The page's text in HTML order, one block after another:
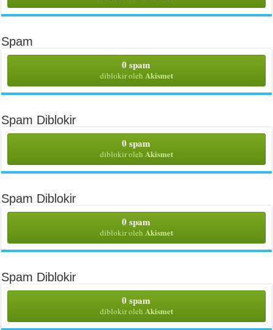
Spam
0 spam
diblokir oleh Akismet
Spam Diblokir
0 spam
diblokir oleh Akismet
Spam Diblokir
0 spam
diblokir oleh Akismet
Spam Diblokir
0 spam
diblokir oleh Akismet